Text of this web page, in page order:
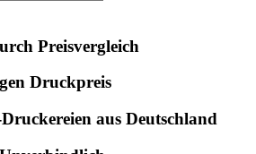
Preisvergleich
Druckpreis
aus Deutschland